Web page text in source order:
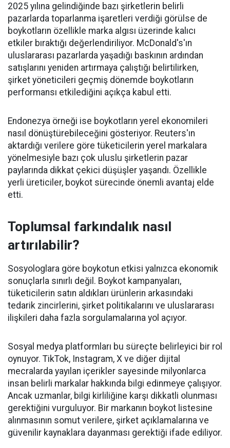
2025 yılına gelindiğinde bazı şirketlerin belirli
pazarlarda toparlanma işaretleri verdiği görülse de
boykotların özellikle marka algısı üzerinde kalıcı
etkiler bıraktığı değerlendiriliyor. McDonald's'ın
uluslararası pazarlarda yaşadığı baskının ardından
satışlarını yeniden artırmaya çalıştığı belirtilirken,
şirket yöneticileri geçmiş dönemde boykotların
performansı etkilediğini açıkça kabul etti.
Endonezya örneği ise boykotların yerel ekonomileri
nasıl dönüştürebileceğini gösteriyor. Reuters'ın
aktardığı verilere göre tüketicilerin yerel markalara
yönelmesiyle bazı çok uluslu şirketlerin pazar
paylarında dikkat çekici düşüşler yaşandı. Özellikle
yerli üreticiler, boykot sürecinde önemli avantaj elde
etti.
Toplumsal farkındalık nasıl
artırılabilir?
Sosyologlara göre boykotun etkisi yalnızca ekonomik
sonuçlarla sınırlı değil. Boykot kampanyaları,
tüketicilerin satın aldıkları ürünlerin arkasındaki
tedarik zincirlerini, şirket politikalarını ve uluslararası
ilişkileri daha fazla sorgulamalarına yol açıyor.
Sosyal medya platformları bu süreçte belirleyici bir rol
oynuyor. TikTok, Instagram, X ve diğer dijital
mecralarda yayılan içerikler sayesinde milyonlarca
insan belirli markalar hakkında bilgi edinmeye çalışıyor.
Ancak uzmanlar, bilgi kirliliğine karşı dikkatli olunması
gerektiğini vurguluyor. Bir markanın boykot listesine
alınmasının somut verilere, şirket açıklamalarına ve
güvenilir kaynaklara dayanması gerektiği ifade ediliyor.